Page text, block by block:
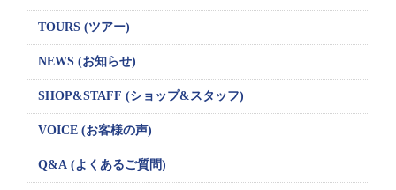
TOURS (ツアー)
NEWS (お知らせ)
SHOP&STAFF (ショップ&スタッフ)
VOICE (お客様の声)
Q&A (よくあるご質問)